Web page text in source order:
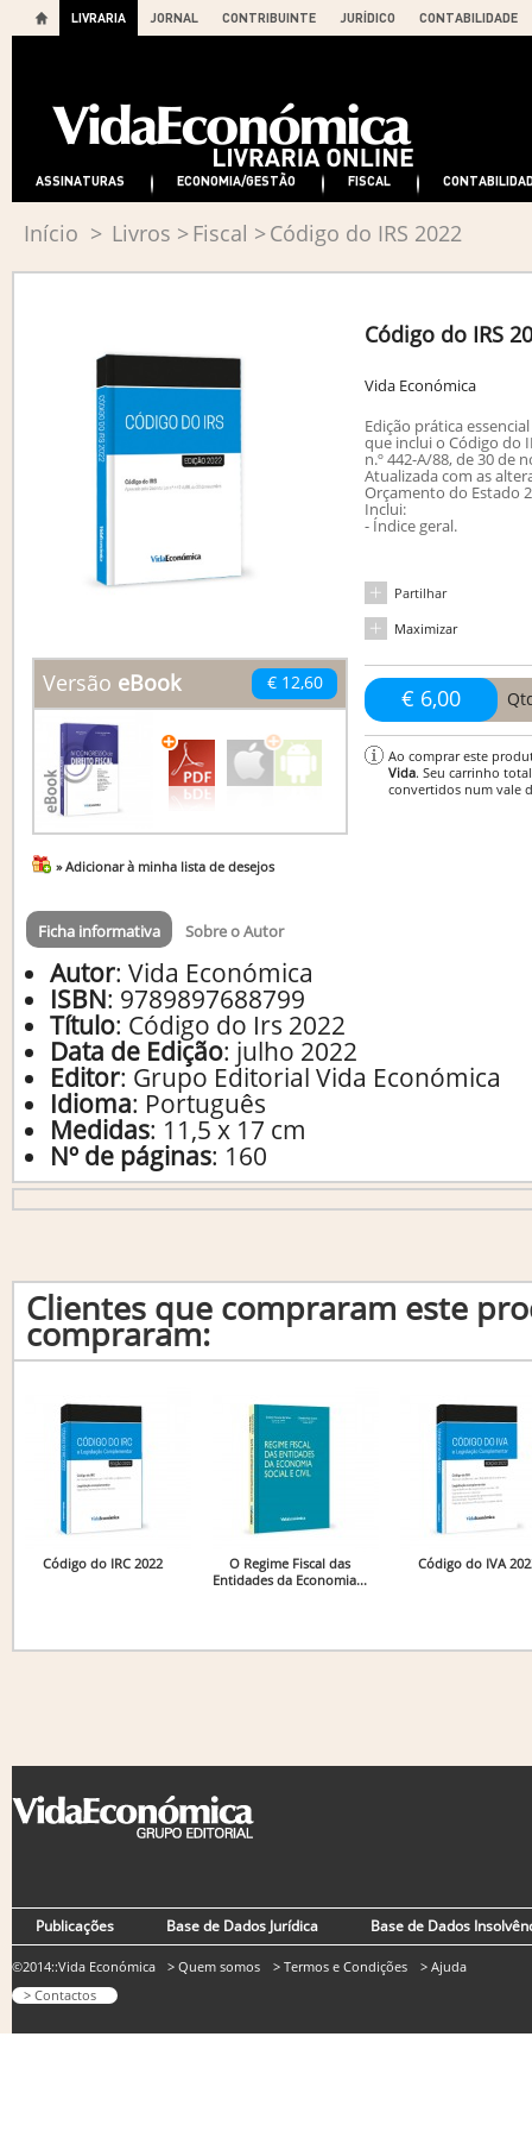
LIVRARIA JORNAL CONTRIBUINTE JURÍDICO CONTABILIDADE
ASSINATURAS ECONOMIA/GESTÃO FISCAL
Início > Livros >Fiscal >Código do IRS 2022
Versão eBook € 12,60
» Adicionar à minha lista de desejos
Código do IRS
Vida Económica
Edição prática
que inclui o Código do
n.º 442-A/88, de 30 de
Atualizada com as
Orçamento do Estado
Inclui:
- Índice geral.
Partilhar
Maximizar
€ 6,00
Ao comprar este
Vida. Seu carrinho
convertidos num vale
Ficha informativa Sobre o Autor
Autor: Vida Económica
ISBN: 9789897688799
Título: Código do Irs 2022
Data de Edição: julho 2022
Editor: Grupo Editorial Vida Económica
Idioma: Português
Medidas: 11,5 x 17 cm
Nº de páginas: 160
Clientes que compraram este
compraram:
Código do IRC 2022
O Regime Fiscal das
Entidades da Economia...
Código do IVA
Publicações Base de Dados Jurídica Base de Dados
©2014::Vida Económica
> Contactos
> Quem somos > Termos e Condições > Ajuda